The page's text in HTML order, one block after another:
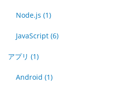
Node.js (1)
JavaScript (6)
アプリ (1)
Android (1)